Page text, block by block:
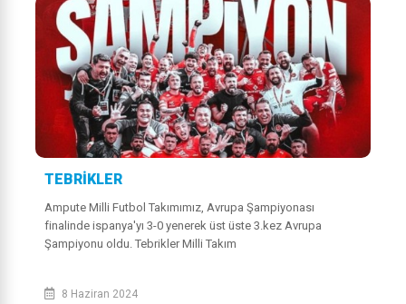
TEBRİKLER
Ampute Milli Futbol Takımımız, Avrupa Şampiyonası
finalinde ispanya'yı 3-0 yenerek üst üste 3.kez Avrupa
Şampiyonu oldu. Tebrikler Milli Takım
8 Haziran 2024